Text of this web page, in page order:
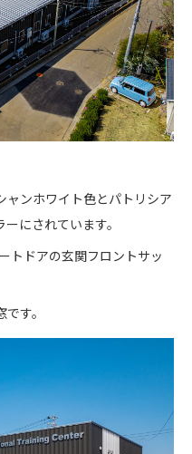
ンホワイト色とパトリシア
にされています。
トドアの玄関フロントサッ
す。